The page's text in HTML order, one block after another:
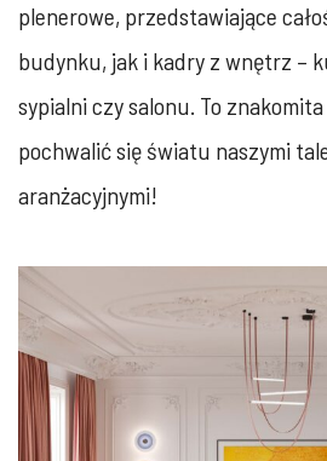
plenerowe, przedstawiające
budynku, jak i kadry z wnętrz –
sypialni czy salonu. To
pochwalić się światu naszymi
aranżacyjnymi!